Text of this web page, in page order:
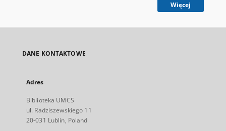
Więcej
DANE KONTAKTOWE
Adres
Biblioteka UMCS
ul. Radziszewskiego 11
20-031 Lublin, Poland